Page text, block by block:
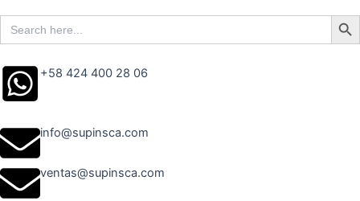
Search
for:
Search
+58 424 400 28 06
info@supinsca.com
ventas@supinsca.com